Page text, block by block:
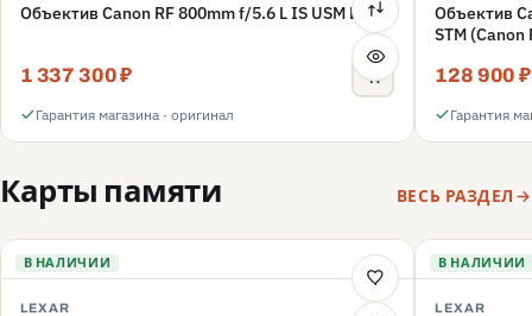
Объектив Canon RF 800mm f/5.6 L IS USM Lens
1 337 300 ₽
Гарантия магазина · оригинал
Объектив
STM (Canon
128 900 ₽
Гарантия
Карты памяти ВЕСЬ РАЗДЕЛ
В НАЛИЧИИ
LEXAR
В НАЛИЧИИ
LEXAR